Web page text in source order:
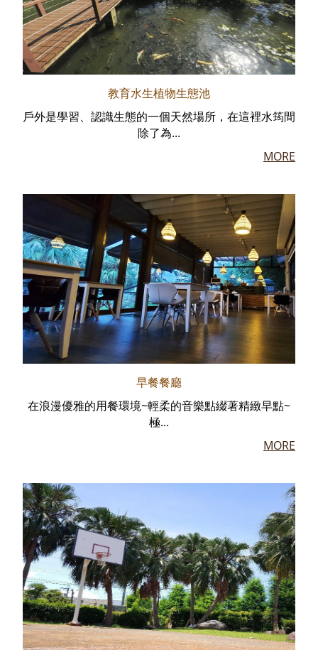
教育水生植物生態池
戶外是學習、認識生態的一個天然場所，在這裡水筠間
除了為...
MORE
早餐餐廳
在浪漫優雅的用餐環境~輕柔的音樂點綴著精緻早點~
極...
MORE